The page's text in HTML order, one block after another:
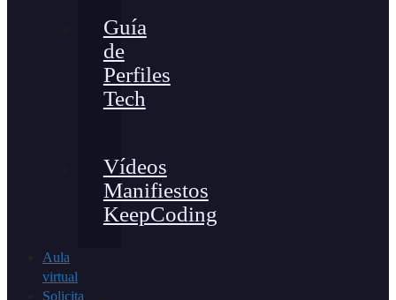
Guía
de
Perfiles
Tech
Vídeos
Manifiestos
KeepCoding
Aula
virtual
Solicita